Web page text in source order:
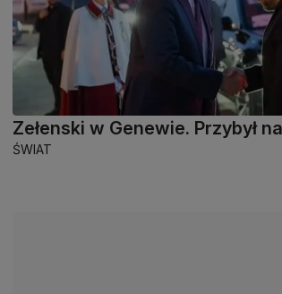
Zełenski w Genewie. Przybył
ŚWIAT